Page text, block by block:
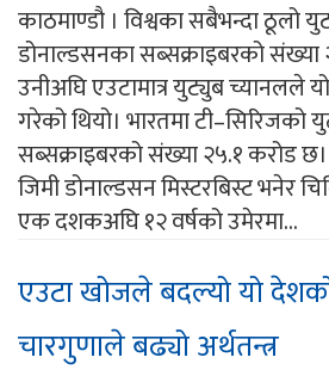
काठमाण्डौ । विश्वका सबैभन्दा ठूलो
डोनाल्डसनका सब्सक्राइबरको
उनीअघि एउटामात्र युट्युब च्यानलले
गरेको थियो। भारतमा टी–सिरिजको
सब्सक्राइबरको संख्या २५.१ करोड
जिमी डोनाल्डसन मिस्टरबिस्ट भनेर
एक दशकअघि १२ वर्षको उमेरमा...
एउटा खोजले बदल्यो यो
चारगुणाले बढ्यो अर्थतन्त्र